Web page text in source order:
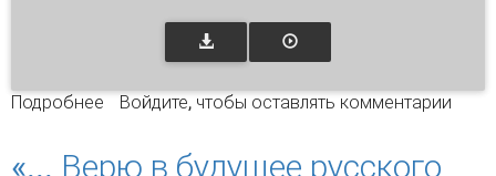
Подробнее о Отечественные литературно-
история и современность
Войдите, чтобы оставлять комментарии
«... Верю в будущее русского